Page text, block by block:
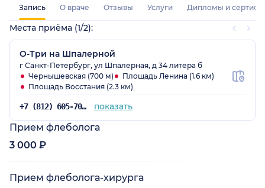
Запись О враче Отзывы Услуги Дипломы и
Места приёма (1/2):
О-Три на Шпалерной
г Санкт-Петербург, ул Шпалерная, д 34 литера б
Чернышевская (700 м)
Площадь Ленина (1.6 км)
Площадь Восстания (2.3 км)
+7 (812) 605-70-13 показать
Прием флеболога
3 000 ₽
Прием флеболога-хирурга